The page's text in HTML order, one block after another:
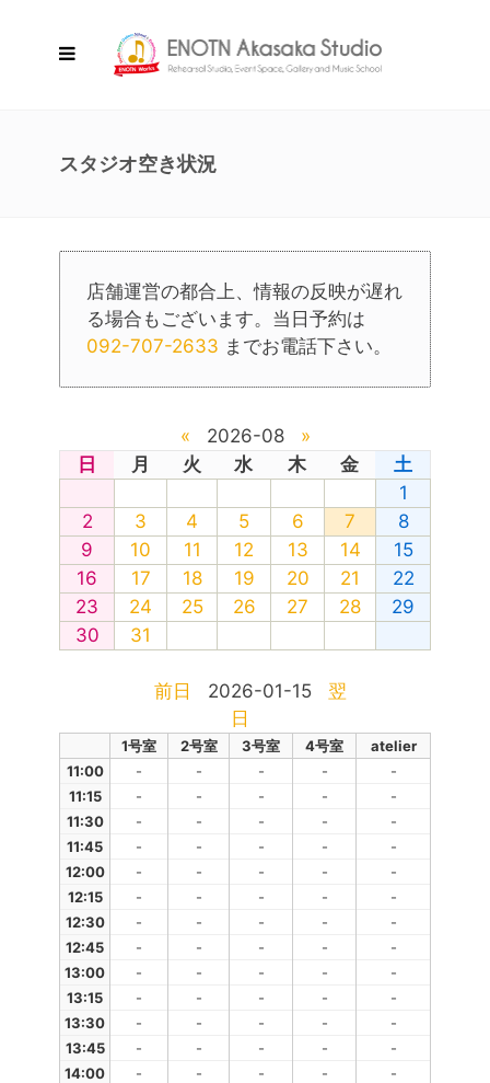
スタジオ空き状況
店舗運営の都合上、情報の反映が遅れ
る場合もございます。当日予約は
092-707-2633 までお電話下さい。
« 2026-08
»
日
月 火 水 木 金
土
1
2
3 4 5 6 7
8
9
10 11 12 13 14
15
16
17 18 19 20 21
22
23
24 25 26 27 28
29
30
31
前日 2026-01-15
翌
日
1号室 2号室 3号室 4号室
atelier
11:00
- - - -
-
11:15
- - - -
-
11:30
- - - -
-
11:45
- - - -
-
12:00
- - - -
-
12:15
- - - -
-
12:30
- - - -
-
12:45
- - - -
-
13:00
- - - -
-
13:15
- - - -
-
13:30
- - - -
-
13:45
- - - -
-
14:00
- - - -
-